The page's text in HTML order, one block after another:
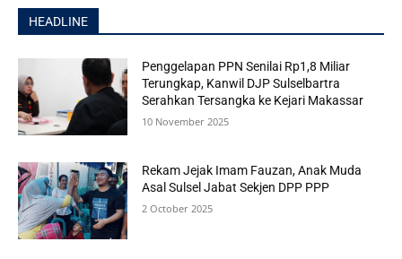
HEADLINE
Penggelapan PPN Senilai Rp1,8 Miliar
Terungkap, Kanwil DJP Sulselbartra
Serahkan Tersangka ke Kejari Makassar
10 November 2025
Rekam Jejak Imam Fauzan, Anak Muda
Asal Sulsel Jabat Sekjen DPP PPP
2 October 2025